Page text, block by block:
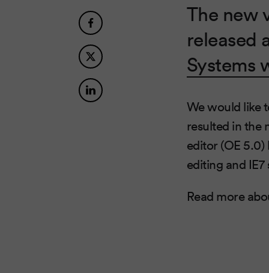
The new
released
Systems
We would like
resulted in the
editor (OE
editing and
Read more